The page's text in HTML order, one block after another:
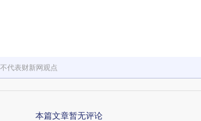
代表财新网观点
本篇文章暂无评论